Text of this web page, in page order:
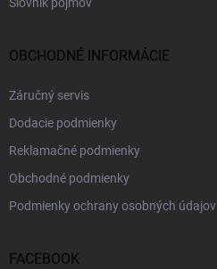
Slovník pojmov
OBCHODNÉ INFORMÁCIE
Záručný servis
Dodacie podmienky
Reklamačné podmienky
Obchodné podmienky
Podmienky ochrany osobných údajov
FACEBOOK